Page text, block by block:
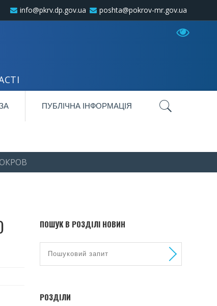
info@pkrv.dp.gov.ua poshta@pokrov-mr.gov.ua
ПУБЛІЧНА ІНФОРМАЦІЯ
ПОШУК В РОЗДІЛІ НОВИН
РОЗДІЛИ